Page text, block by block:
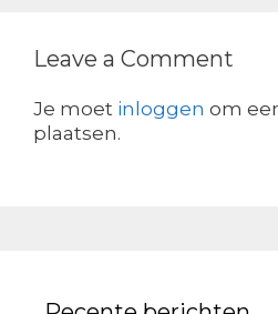
Leave a Comment
Je moet inloggen om
plaatsen.